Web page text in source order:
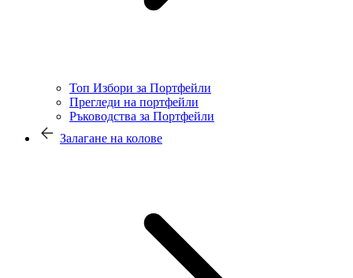
Топ Избори за Портфейли
Прегледи на портфейли
Ръководства за Портфейли
Залагане на колове